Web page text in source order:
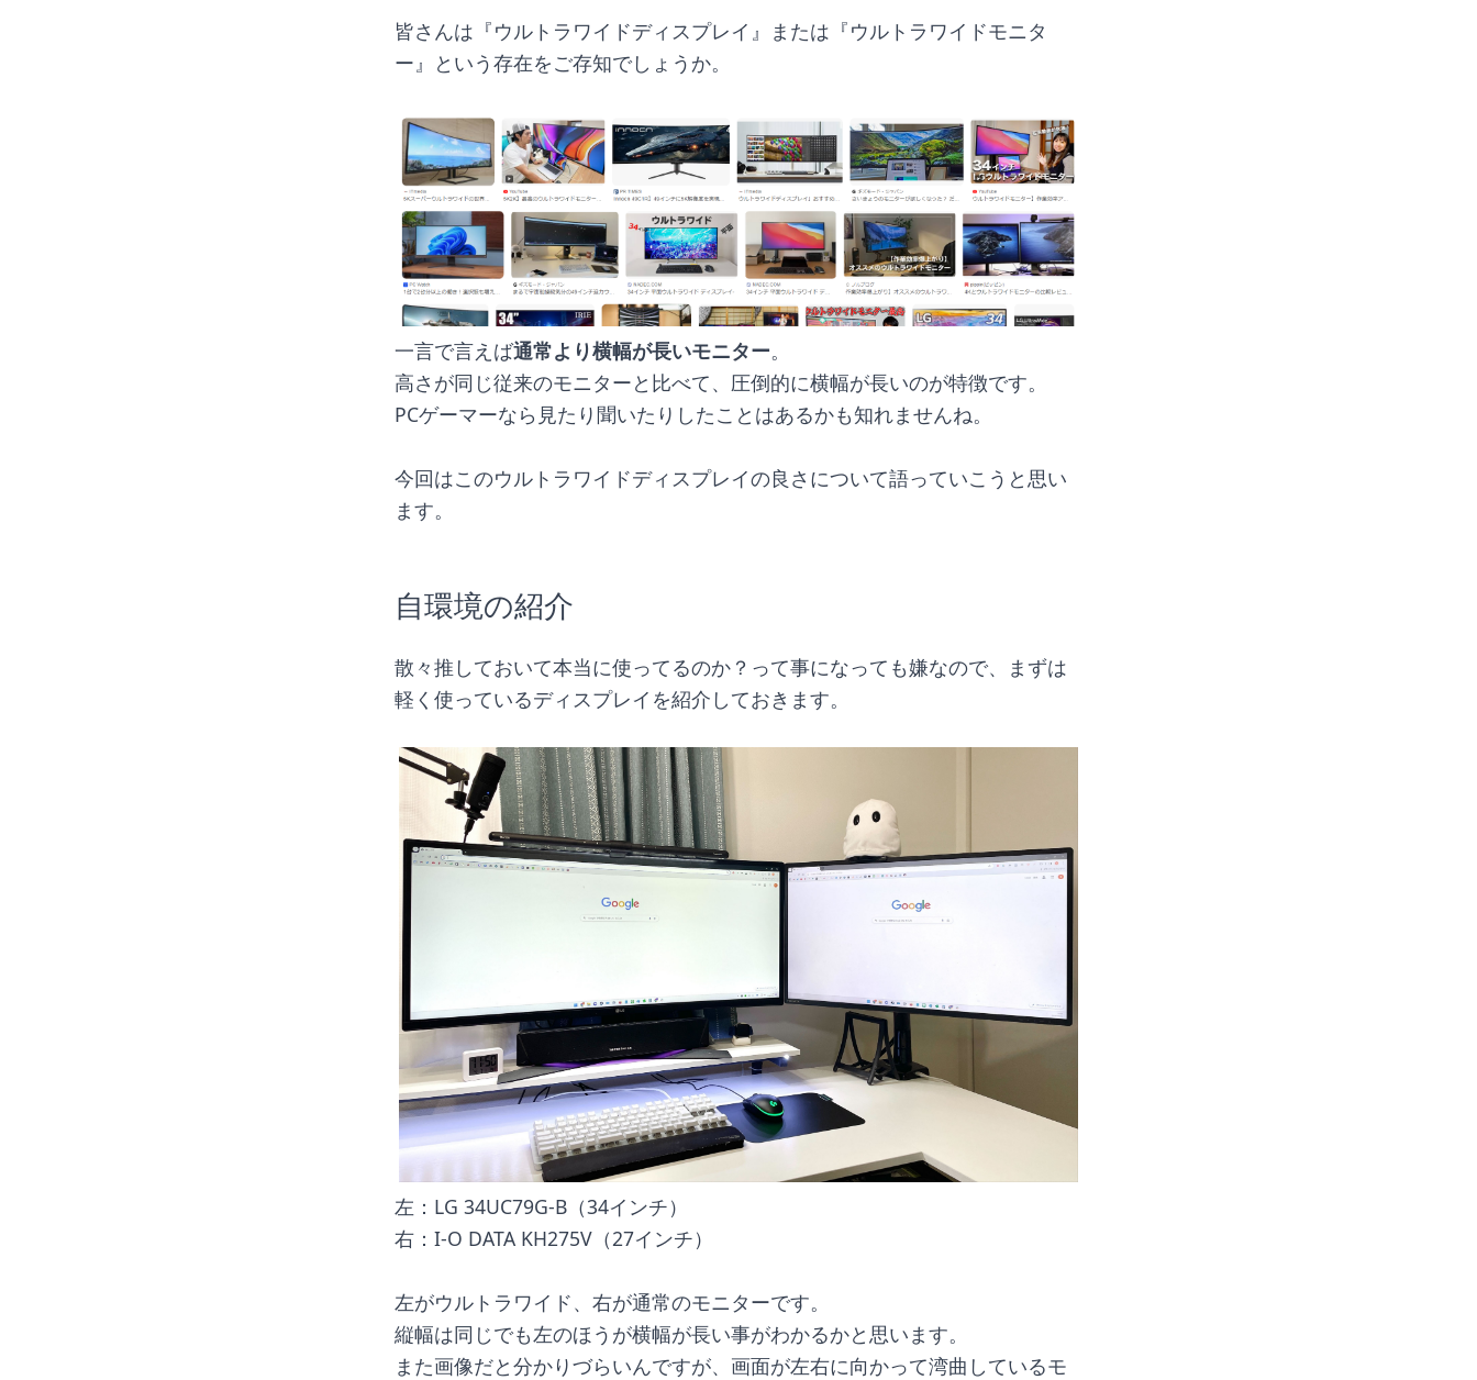
皆さんは『ウルトラワイドディスプレイ』または『ウルトラワイドモニタ
ー』という存在をご存知でしょうか。
一言で言えば通常より横幅が長いモニター。
高さが同じ従来のモニターと比べて、圧倒的に横幅が長いのが特徴です。
PCゲーマーなら見たり聞いたりしたことはあるかも知れませんね。
今回はこのウルトラワイドディスプレイの良さについて語っていこうと思い
ます。
自環境の紹介
散々推しておいて本当に使ってるのか？って事になっても嫌なので、まずは
軽く使っているディスプレイを紹介しておきます。
左：LG 34UC79G-B（34インチ）
右：I-O DATA KH275V（27インチ）
左がウルトラワイド、右が通常のモニターです。
縦幅は同じでも左のほうが横幅が長い事がわかるかと思います。
また画像だと分かりづらいんですが、画面が左右に向かって湾曲しているモ